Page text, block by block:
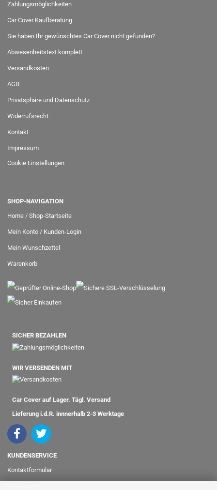
Zahlungsmöglichkeiten
Car Cover Kaufberatung
Sie haben Ihr gewünschtes Car Cover nicht gefunden?
Abwesenheitstext komplett
Versandkosten
AGB
Privatsphäre und Datenschutz
Widerrufsrecht
Kontakt
Impressum
Cookie Einstellungen
SHOP-NAVIGATION
Home / Shop-Startseite
Mein Konto / Kunden-Login
Mein Wunschzettel
Warenkorb
SICHER BEZAHLEN
WIR VERSENDEN MIT
Car Cover auf Lager. Tägl. Versand
Lieferung i.d.R. innnerhalb 2-3 Werktage
KUNDENSERVICE
Kontaktformular